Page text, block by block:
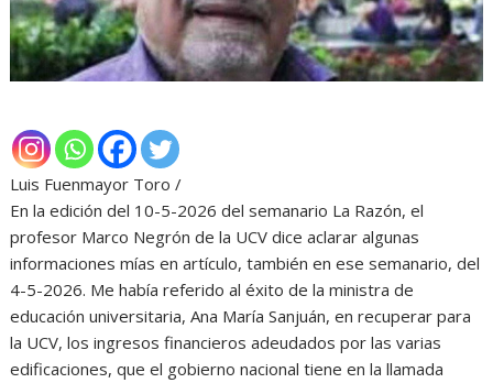
Luis Fuenmayor Toro /
En la edición del 10-5-2026 del semanario La Razón, el
profesor Marco Negrón de la UCV dice aclarar algunas
informaciones mías en artículo, también en ese semanario, del
4-5-2026. Me había referido al éxito de la ministra de
educación universitaria, Ana María Sanjuán, en recuperar para
la UCV, los ingresos financieros adeudados por las varias
edificaciones, que el gobierno nacional tiene en la llamada